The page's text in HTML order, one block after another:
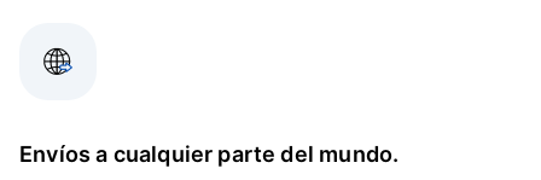
Envíos a cualquier parte del mundo.